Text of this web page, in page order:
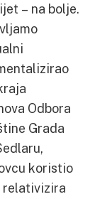
– na bolje.
Odbora
Grada
koristio
relativizira